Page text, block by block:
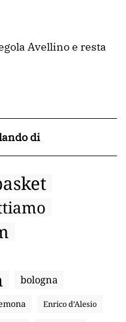
Avellino e resta
di
bologna
Enrico d’Alesio